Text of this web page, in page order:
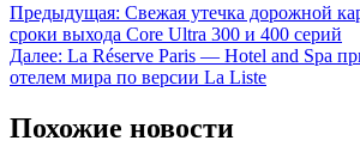
Предыдущая: Свежая утечка дорожной
сроки выхода Core Ultra 300 и 400 серий
Далее: La Réserve Paris — Hotel and Spa
отелем мира по версии La Liste
Похожие новости